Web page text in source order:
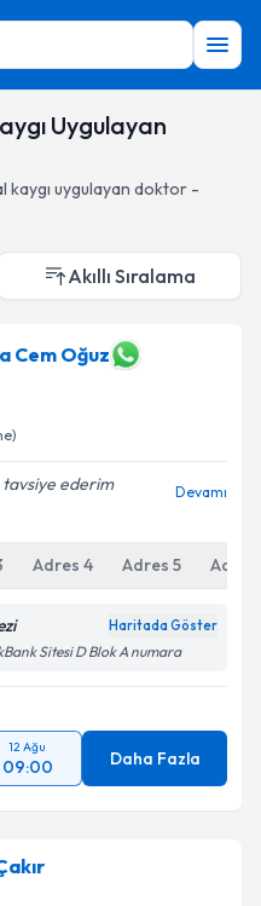
Uygulayan
kaygı uygulayan doktor -
Akıllı Sıralama
Cem Oğuz
ederim
Devamı
Adres 4 Adres 5 Adres
Haritada Göster
Sitesi D Blok A numara
12 Ağu
09:00 Daha Fazla